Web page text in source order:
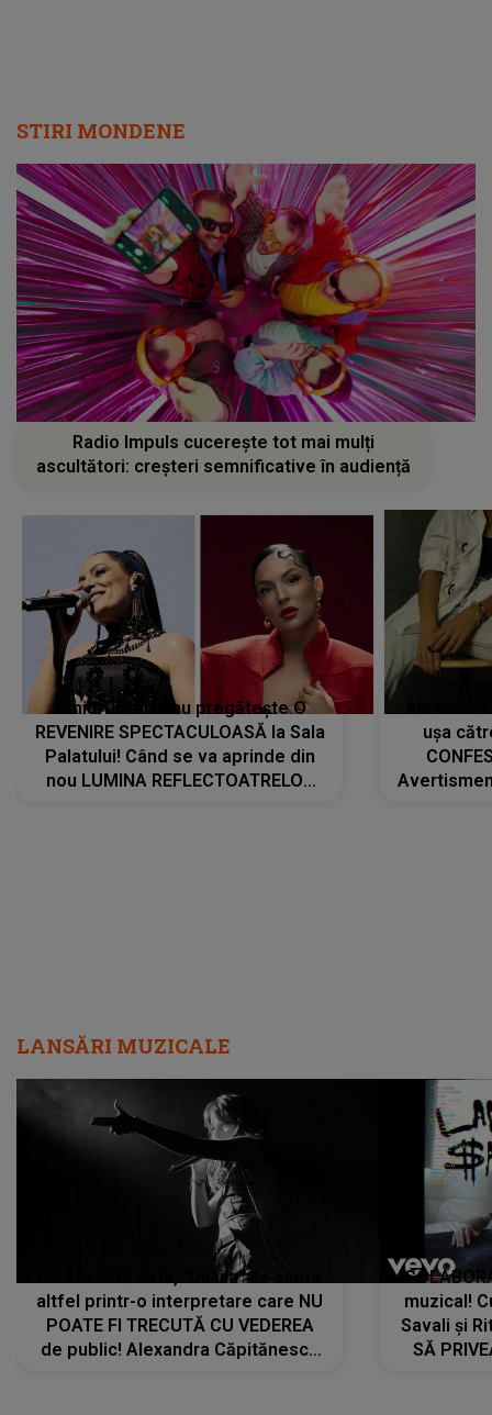
STIRI MONDENE
Radio Impuls cucerește tot mai mulți
ascultători: creșteri semnificative în audiență
Tania Turtureanu pregătește O
REVENIRE SPECTACULOASĂ la Sala
Palatului! Când se va aprinde din
nou LUMINA REFLECTOATRELOR
ușa
LANSĂRI MUZICALE
De această dată, "Dilaila" se simte
altfel printr-o interpretare care NU
POATE FI TRECUTĂ CU VEDEREA
de public! Alexandra Căpitănescu
muzical!
Savali și
SĂ